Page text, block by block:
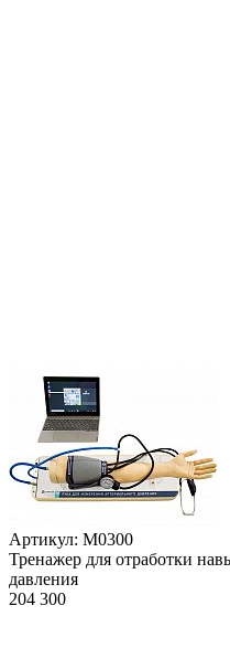
Артикул: М0300
Тренажер для отработки
давления
204 300